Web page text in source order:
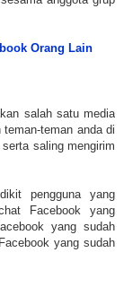
Orang Lain
salah satu media
teman anda di
saling mengirim
pengguna yang
Facebook yang
yang sudah
yang sudah